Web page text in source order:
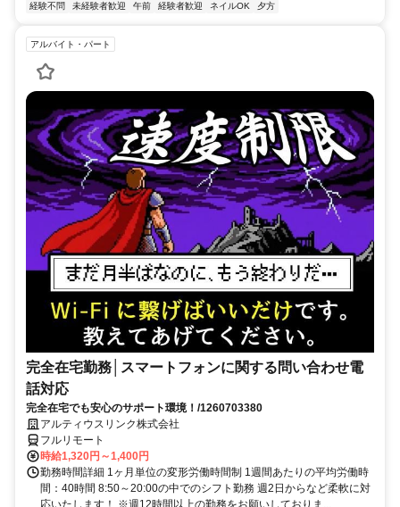
経験不問
未経験者歓迎 午前 経験者歓迎 ネイルOK 夕方
アルバイト・パート
完全在宅勤務│スマートフォンに関する問い合わせ電
話対応
完全在宅でも安心のサポート環境！/1260703380
アルティウスリンク株式会社
フルリモート
時給1,320円～1,400円
勤務時間詳細 1ヶ月単位の変形労働時間制 1週間あたりの平均労働時
間：40時間 8:50～20:00の中でのシフト勤務 週2日からなど柔軟に対
応いたします！ ※週12時間以上の勤務をお願いしておりま...